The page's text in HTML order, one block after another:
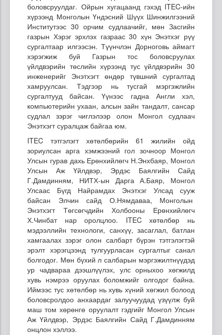
боловсруулдаг. Ойрын хугацаанд гэхэд ITEC-ийн
хүрээнд Монголын Үндэсний Шүүх Шинжилгээний
Институтээс 30 орчим судлаачийг, мөн Засгийн
газрын Хэрэг эрхлэх газраас 30 хүн Энэтхэг рүү
сургалтаар илгээсэн. Түүнчлэн Дорноговь аймагт
хэрэгжиж буй Газрын тос боловсруулах
үйлдвэрийн төслийн хүрээнд тус үйлдвэрийн 30
инженерийг Энэтхэгт өндөр түвшний сургалтад
хамруулсан. Тэдгээр нь тусгай мэргэжлийн
сургалтууд байсан. Үүнээс гадна Англи хэл,
компьютерийн ухаан, алсын зайн тандалт, сансар
судлал зэрэг чиглэлээр олон Монгол судлаач
Энэтхэгт суралцаж байгаа юм.
ITEC тэтгэлэгт хөтөлбөрийн 61 жилийн ойд
зориулсан арга хэмжээний гол зочноор Монгол
Улсын гурав дахь Ерөнхийлөгч Н.Энхбаяр, Монгол
Улсын Аж Үйлдвэр, Эрдэс Баялгийн Сайд
Г.Дамдинням, НИТХ-ын Дарга А.Баяр, Монгол
Улсаас Бүгд Найрамдах Энэтхэг Улсад сууж
байсан Элчин сайд О.Нямдаваа, Монголын
Энэтхэгт Төгсөгчдийн Холбооны Ерөнхийлөгч
Х.Чинбат нар оролцлоо. ITEC хөтөлбөр нь
мэдээллийн технологи, санхүү, засаглал, батлан
хамгаалах зэрэг олон салбарт бүрэн тэтгэлэгтэй
эрэлт хэрэгцээнд тулгуурласан сургалтыг санал
болгодог. Мөн бүхий л салбарын мэргэжилтнүүдэд
ур чадвараа дээшлүүлэх, улс орныхоо хөгжилд
хувь нэмрээ оруулах боломжийг олгодог байна.
Иймээс тус хөтөлбөр нь хувь хүний хөгжил болоод
боловсролдоо анхаардаг залуучуудад үзүүлж буй
маш том хөрөнгө оруулалт гэдгийг Монгол Улсын
Аж Үйлдвэр, Эрдэс Баялгийн Сайд Г.Дамдинням
онцлон хэллээ.